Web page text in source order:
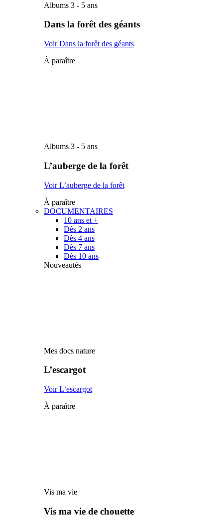
Albums 3 - 5 ans
Dans la forêt des géants
Voir Dans la forêt des géants
À paraître
Albums 3 - 5 ans
L’auberge de la forêt
Voir L’auberge de la forêt
À paraître
DOCUMENTAIRES
10 ans et +
Dès 2 ans
Dès 4 ans
Dès 7 ans
Dès 10 ans
Nouveautés
Mes docs nature
L’escargot
Voir L’escargot
À paraître
Vis ma vie
Vis ma vie de chouette